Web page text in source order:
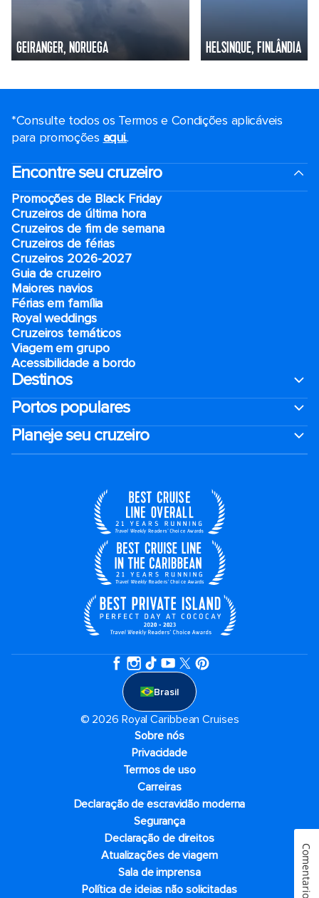
GEIRANGER, NORUEGA HELSINQUE, FINLÂNDIA
*Consulte todos os Termos e Condições aplicáveis ​​
para promoções aqui..
Encontre seu cruzeiro
Promoções de Black Friday
Cruzeiros de última hora
Cruzeiros de fim de semana
Cruzeiros de férias
Cruzeiros 2026-2027
Guia de cruzeiro
Maiores navios
Férias em família
Royal weddings
Cruzeiros temáticos
Viagem em grupo
Acessibilidade a bordo
Destinos
Portos populares
Planeje seu cruzeiro
Brasil
© 2026 Royal Caribbean Cruises
Sobre nós
Privacidade
Termos de uso
Carreiras
Declaração de escravidão moderna
Segurança
Declaração de direitos
Atualizações de viagem
Sala de imprensa
Política de ideias não solicitadas
Comentarios